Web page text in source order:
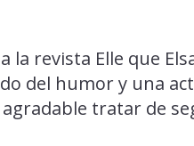
revista Elle que
del humor y una
tratar de